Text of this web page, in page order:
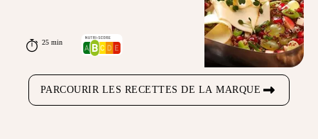
25 min
PARCOURIR LES RECETTES DE LA MARQUE